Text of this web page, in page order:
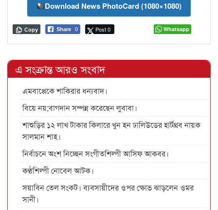
Download News PhotoCard (1080×1080)
Share 0 Post 0
Copy Whatsapp
এ সংক্রান্ত আরও সংবাদ
এমবাপ্পেকে শাকিরার ধন্যবাদ।
বিয়ে নয়;বাগদান সম্পন্ন করেছেন লুবাবা।
শাশুড়ির ১২ লাখ টাকার কিলারে খুন হন ঢালিউডের হার্টথ্রব নায়ক
সালমান শাহ।
নির্বাচনে অংশ নিচ্ছেন সংগীতশিল্পী আসিফ আকবর।
কণ্ঠশিল্পী নোবেল আটক।
সয়াবিন তেল সংকট। ব্যবসায়ীদের ওপর ক্ষোভ ঝাড়লেন ওমর
সানী।